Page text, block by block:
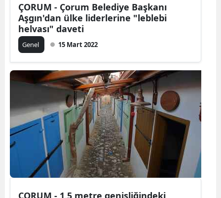
ÇORUM - Çorum Belediye Başkanı
Aşgın'dan ülke liderlerine "leblebi
helvası" daveti
Genel 15 Mart 2022
ÇORUM - 1,5 metre genişliğindeki